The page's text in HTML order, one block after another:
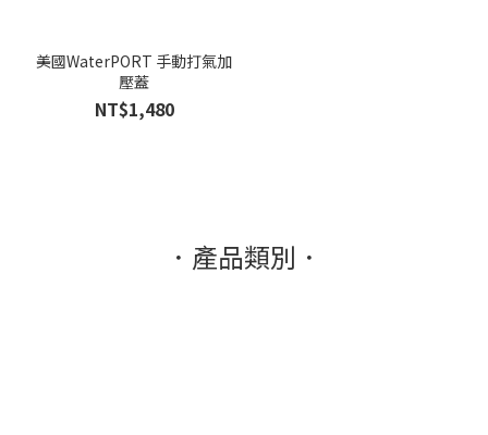
美國WaterPORT 手動打氣加
壓蓋
NT$1,480
．產品類別．